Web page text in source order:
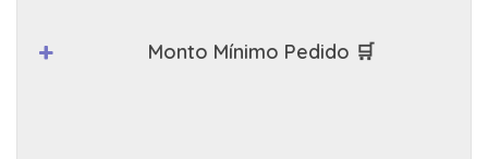
Monto Mínimo Pedido 🛒